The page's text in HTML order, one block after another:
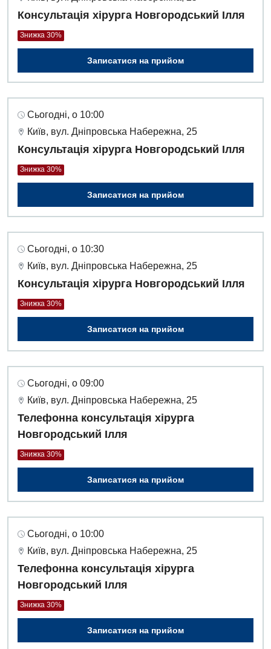
Фізіотерапія
Хірургічне відділення
Дитяча гастроентерологія
Дитяча гінекологія
Дитяча дерматовенерологія
Дитяча неврологія
Дитяча ортопедія і травматологія
Дитяча оториноларингологія
Дитяча офтальмологія
Дитяча урологія
Педіатрія
Консультація хірурга Новгородський Ілля
Знижка 30%
Записатися на прийом
Сьогодні, о 10:00
Київ, вул. Дніпровська Набережна, 25
Консультація хірурга Новгородський Ілля
Знижка 30%
Записатися на прийом
Сьогодні, о 10:30
Київ, вул. Дніпровська Набережна, 25
Консультація хірурга Новгородський Ілля
Знижка 30%
Записатися на прийом
Сьогодні, о 09:00
Київ, вул. Дніпровська Набережна, 25
Телефонна консультація хірурга
Новгородський Ілля
Знижка 30%
Записатися на прийом
Сьогодні, о 10:00
Київ, вул. Дніпровська Набережна, 25
Телефонна консультація хірурга
Новгородський Ілля
Знижка 30%
Записатися на прийом